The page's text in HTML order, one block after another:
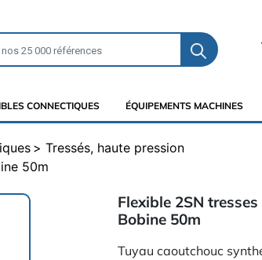
CONNECTIQUES ÉQUIPEMENTS MACHINES
Tressés, haute pression
50m
Flexible 2SN
Bobine 50m
Tuyau caoutchouc